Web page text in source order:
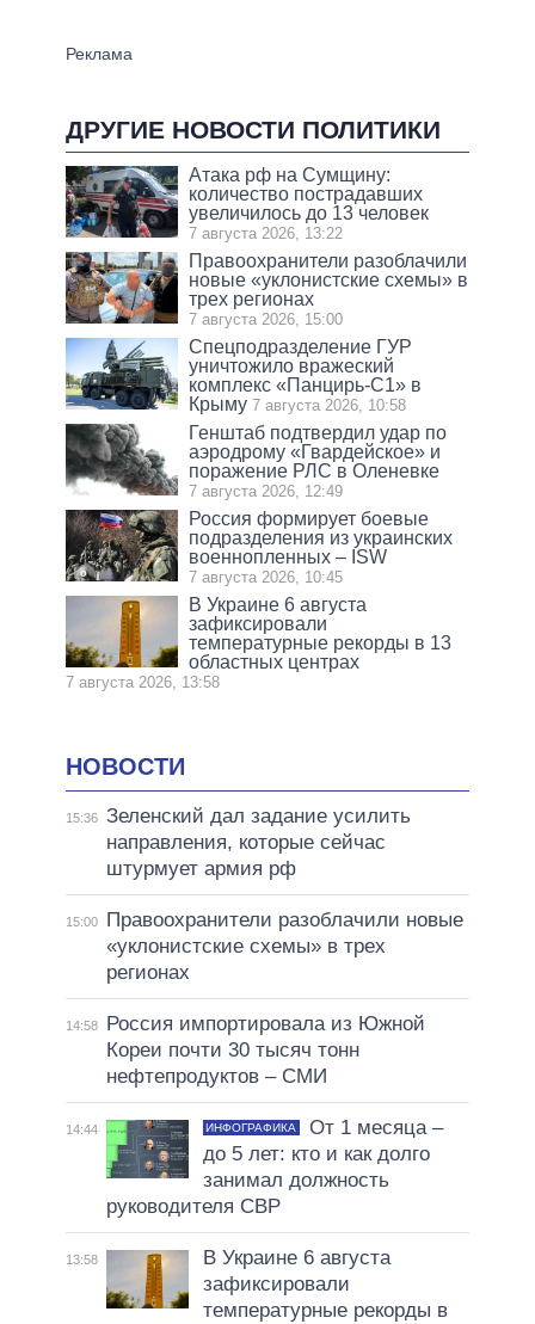
ДРУГИЕ НОВОСТИ ПОЛИТИКИ
Атака рф на Сумщину:
количество пострадавших
увеличилось до 13 человек
7 августа 2026, 13:22
Правоохранители разоблачили
новые «уклонистские схемы» в
трех регионах
7 августа 2026, 15:00
Спецподразделение ГУР
уничтожило вражеский
комплекс «Панцирь-С1» в
Крыму 7 августа 2026, 10:58
Генштаб подтвердил удар по
аэродрому «Гвардейское» и
поражение РЛС в Оленевке
7 августа 2026, 12:49
Россия формирует боевые
подразделения из украинских
военнопленных – ISW
7 августа 2026, 10:45
В Украине 6 августа
зафиксировали
температурные рекорды в 13
областных центрах
7 августа 2026, 13:58
НОВОСТИ
15:36 Зеленский дал задание усилить
направления, которые сейчас
штурмует армия рф
15:00
Правоохранители разоблачили новые
«уклонистские схемы» в трех
регионах
14:58
Россия импортировала из Южной
Кореи почти 30 тысяч тонн
нефтепродуктов – СМИ
14:44 ИНФОГРАФИКА
От 1 месяца –
до 5 лет: кто и как долго
занимал должность
руководителя СВР
13:58
В Украине 6 августа
зафиксировали
температурные рекорды в